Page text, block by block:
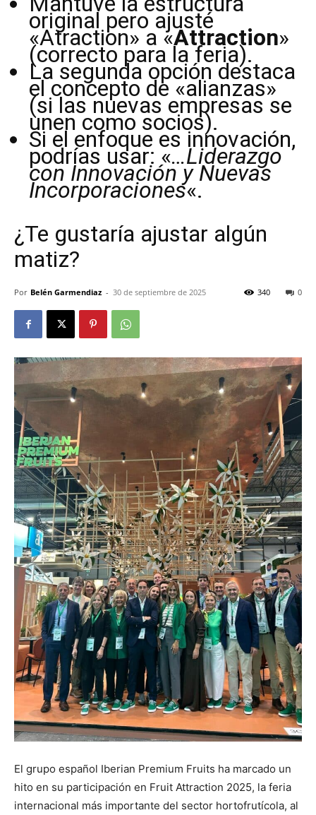
original pero ajusté
«Atraction» a «Attraction»
(correcto para la feria).
La segunda opción destaca
el concepto de «alianzas»
(si las nuevas empresas se
unen como socios).
Si el enfoque es innovación,
podrías usar: «…Liderazgo
con Innovación y Nuevas
Incorporaciones«.
¿Te gustaría ajustar algún
matiz?
Por Belén Garmendiaz - 30 de septiembre de 2025 0
340
El grupo español Iberian Premium Fruits ha marcado un
hito en su participación en Fruit Attraction 2025, la feria
internacional más importante del sector hortofrutícola, al